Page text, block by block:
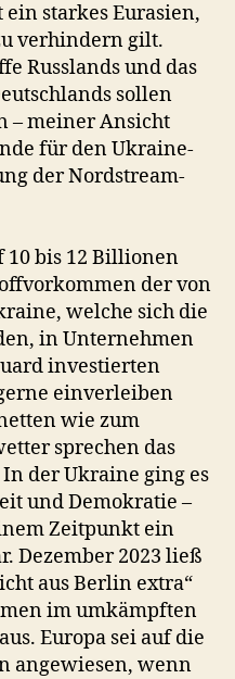
starkes Eurasien,
verhindern gilt.
Russlands und das
sollen
– meiner Ansicht
für den Ukraine-
der Nordstream-
10 bis 12 Billionen
der von
welche sich die
in Unternehmen
investierten
einverleiben
wie zum
sprechen das
der Ukraine ging es
und Demokratie –
Zeitpunkt ein
Dezember 2023 ließ
aus Berlin extra“
im umkämpften
Europa sei auf die
angewiesen, wenn